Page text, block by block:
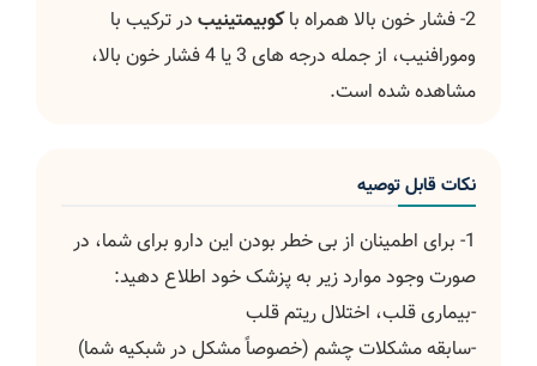
كوبیمتینیبدر ترکیب با
ومورافنیب، از جمله درجه های 3 یا 4 فشار خون بالا،
مشاهده شده است.
نکات قابل توصیه
1- برای اطمینان از بی خطر بودن این دارو برای شما، در
صورت وجود موارد زیر به پزشک خود اطلاع دهید:
-بیماری قلب، اختلال ریتم قلب
-سابقه مشکلات چشم (خصوصاً مشکل در شبکیه شما)